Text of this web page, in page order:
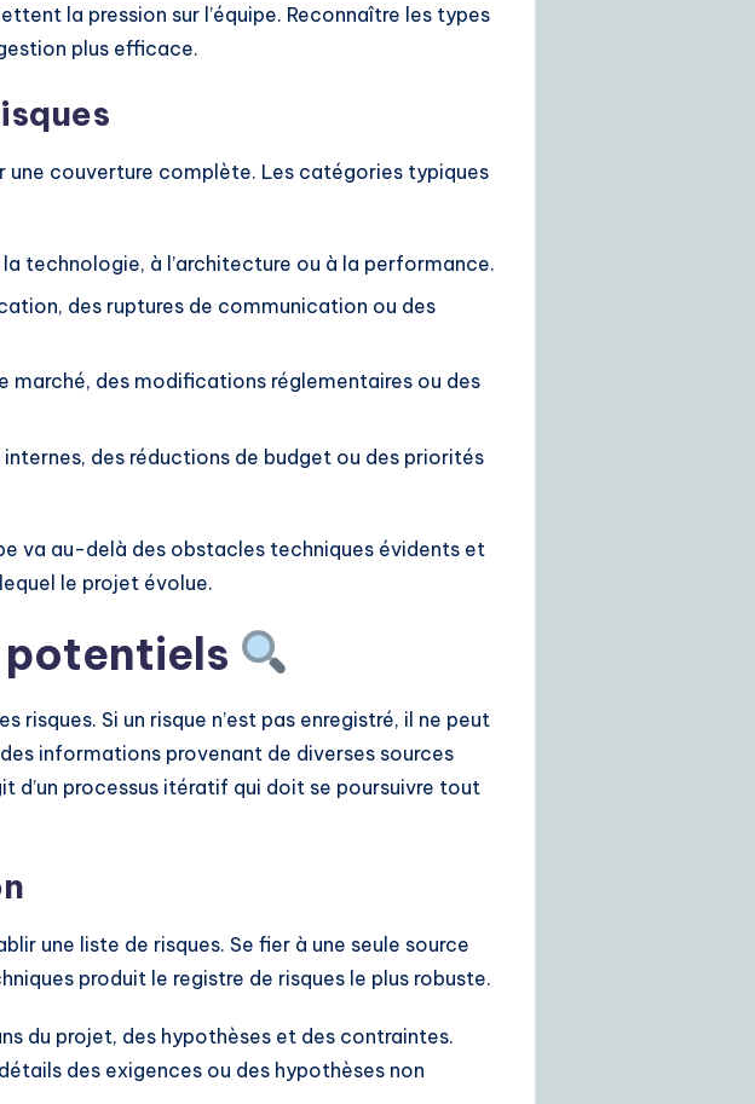
la pression sur l’équipe. Reconnaître les types
plus efficace.
une couverture complète. Les catégories typiques
la technologie, à l’architecture ou à la performance.
des ruptures de communication ou des
marché, des modifications réglementaires ou des
internes, des réductions de budget ou des priorités
va au-delà des obstacles techniques évidents et
le projet évolue.
Si un risque n’est pas enregistré, il ne peut
informations provenant de diverses sources
d’un processus itératif qui doit se poursuivre tout
une liste de risques. Se fier à une seule source
produit le registre de risques le plus robuste.
du projet, des hypothèses et des contraintes.
des exigences ou des hypothèses non